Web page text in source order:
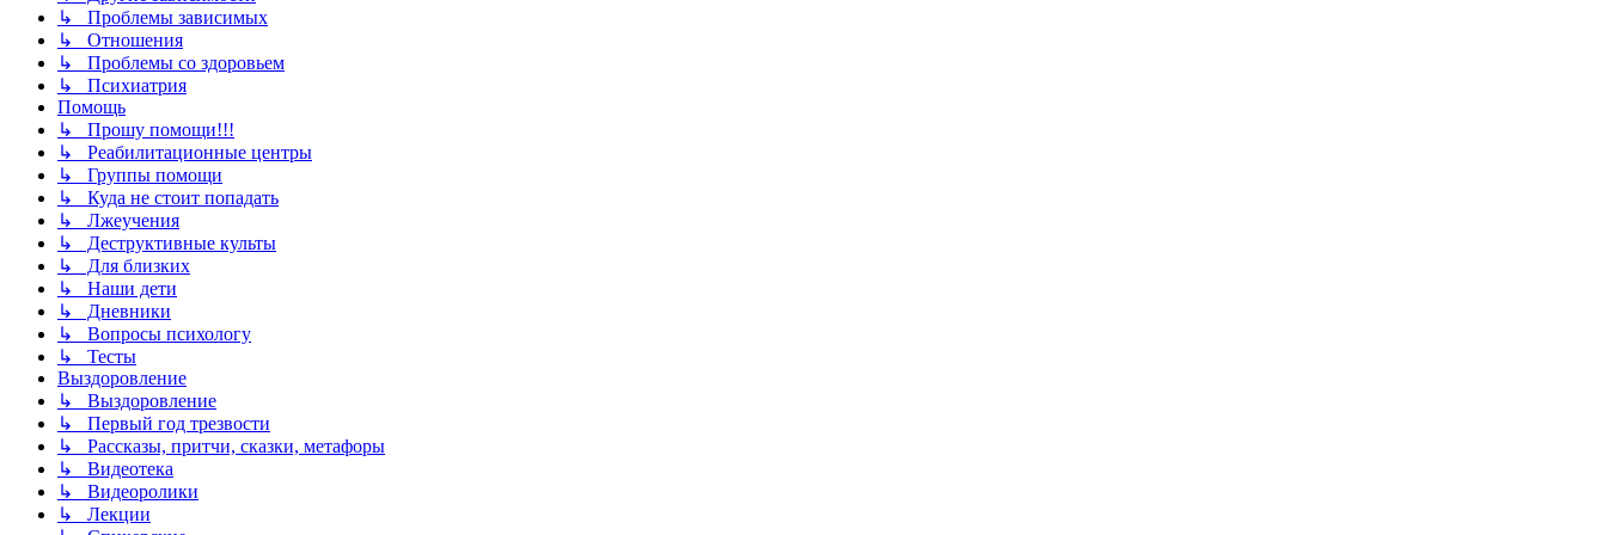
↳ Проблемы зависимых
↳ Отношения
↳ Проблемы со здоровьем
↳ Психиатрия
Помощь
↳ Прошу помощи!!!
↳ Реабилитационные центры
↳ Группы помощи
↳ Куда не стоит попадать
↳ Лжеучения
↳ Деструктивные культы
↳ Для близких
↳ Наши дети
↳ Дневники
↳ Вопросы психологу
↳ Тесты
Выздоровление
↳ Выздоровление
↳ Первый год трезвости
↳ Рассказы, притчи, сказки, метафоры
↳ Видеотека
↳ Видеоролики
↳ Лекции